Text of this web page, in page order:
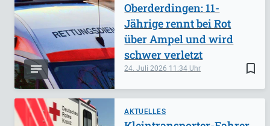
bookmark_border
24. Juli 2026 11:34
Oberderdingen: 11-
Jährige rennt bei Rot
über Ampel und wird
schwer verletzt
AKTUELLES